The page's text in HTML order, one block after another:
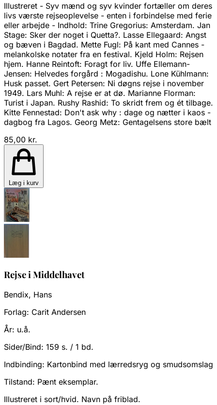
Illustreret - Syv mænd og syv kvinder fortæller om deres
livs værste rejseoplevelse - enten i forbindelse med ferie
eller arbejde - Indhold: Trine Gregorius: Amsterdam. Jan
Stage: Sker der noget i Quetta?. Lasse Ellegaard: Angst
og bæven i Bagdad. Mette Fugl: På kant med Cannes -
melankolske notater fra en festival. Kjeld Holm: Rejsen
hjem. Hanne Reintoft: Foragt for liv. Uffe Ellemann-
Jensen: Helvedes forgård : Mogadishu. Lone Kühlmann:
Husk passet. Gert Petersen: Ni døgns rejse i november
1949. Lars Muhl: A rejse er at dø. Marianne Florman:
Turist i Japan. Rushy Rashid: To skridt frem og ét tilbage.
Kitte Fennestad: Don't ask why : dage og nætter i kaos -
dagbog fra Lagos. Georg Metz: Gentagelsens store bælt
85,00 kr.
Læg i kurv
Rejse i Middelhavet
Bendix, Hans
Forlag: Carit Andersen
År: u.å.
Sider/Bind: 159 s. / 1 bd.
Indbinding: Kartonbind med lærredsryg og smudsomslag
Tilstand: Pænt eksemplar.
Illustreret i sort/hvid. Navn på friblad.